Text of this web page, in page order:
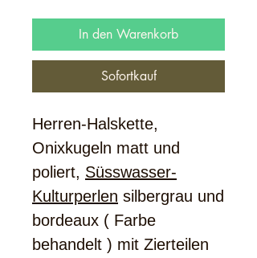
In den Warenkorb
Sofortkauf
Herren-Halskette,
Onixkugeln matt und
poliert, Süsswasser-
Kulturperlen silbergrau und
bordeaux ( Farbe
behandelt ) mit Zierteilen